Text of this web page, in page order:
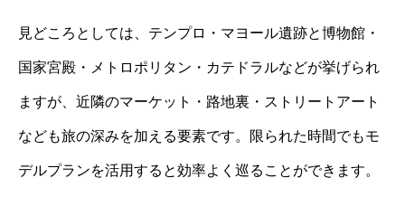
見どころとしては、テンプロ・マヨール遺跡と博物館・
国家宮殿・メトロポリタン・カテドラルなどが挙げられ
ますが、近隣のマーケット・路地裏・ストリートアート
なども旅の深みを加える要素です。限られた時間でもモ
デルプランを活用すると効率よく巡ることができます。